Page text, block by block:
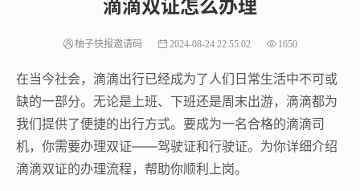
滴滴双证怎么办理
柚子快报邀请码 2024-08-24 22:55:02 1650
在当今社会，滴滴出行已经成为了人们日常生活中不可或
缺的一部分。无论是上班、下班还是周末出游，滴滴都为
我们提供了便捷的出行方式。要成为一名合格的滴滴司
机，你需要办理双证——驾驶证和行驶证。为你详细介绍
滴滴双证的办理流程，帮助你顺利上岗。